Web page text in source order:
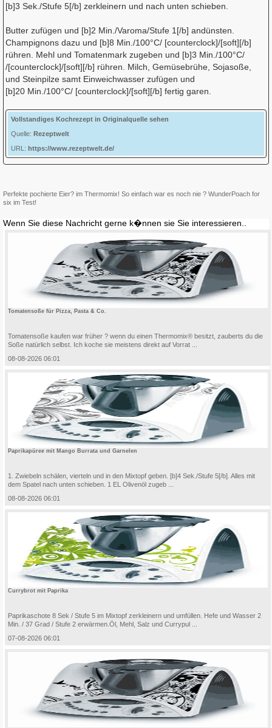
[b]3 Sek./Stufe 5[/b] zerkleinern und nach unten schieben.
Butter zufügen und [b]2 Min./Varoma/Stufe 1[/b] andünsten.
Champignons dazu und [b]8 Min./100°C/ [counterclock]/[soft][/b]
rühren. Mehl und Tomatenmark zugeben und [b]3 Min./100°C/
/[counterclock]/[soft][/b] rühren. Milch, Gemüsebrühe, Sojasoße,
und Steinpilze samt Einweichwasser zufügen und
[b]20 Min./100°C/ [counterclock]/[soft][/b] fertig garen.
Vollstandiges Kochrezept in Originalquelle sehen
Quelle: Rezeptwelt
URL: https://www.rezeptwelt.de/
Perfekte pochierte Eier? im Thermomix! So einfach war es noch nie ? WunderPoach for
six im Test!
Wenn Sie diese Nachricht gerne k�nnen sie Sie interessieren..
Tomatensoße für Pizza, Pasta & Co.
Tomatensoße kaufen war früher ? wenn du einen Thermomix® besitzt, zauberts du die
Soße natürlich selbst. Ich koche sie meistens direkt auf Vorrat ...
08-08-2026 06:01
Paprikapüree mit Mango Burrata und Garnelen
1. Zwiebeln schälen, vierteln und in den Mixtopf geben. [b]4 Sek./Stufe 5[/b]. Alles mit
dem Spatel nach unten schieben. 1 EL Olivenöl zugeb ...
08-08-2026 06:01
Currybrot mit Paprika
Paprikaschote 8 Sek / Stufe 5 im Mixtopf zerkleinern und umfüllen. Hefe und Wasser 2
Min. / 37 Grad / Stufe 2 erwärmen.Öl, Mehl, Salz und Currypul ...
07-08-2026 06:01